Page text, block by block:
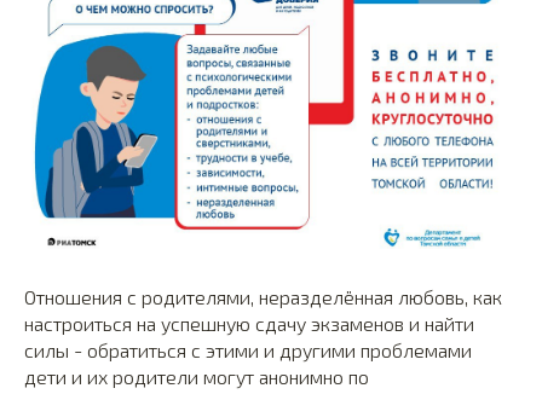
Отношения с родителями, неразделённая любовь, как
настроиться на успешную сдачу экзаменов и найти
силы - обратиться с этими и другими проблемами
дети и их родители могут анонимно по